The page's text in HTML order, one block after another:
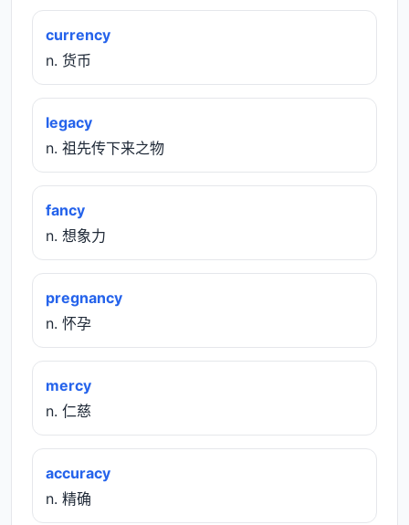
currency
n. 货币
legacy
n. 祖先传下来之物
fancy
n. 想象力
pregnancy
n. 怀孕
mercy
n. 仁慈
accuracy
n. 精确